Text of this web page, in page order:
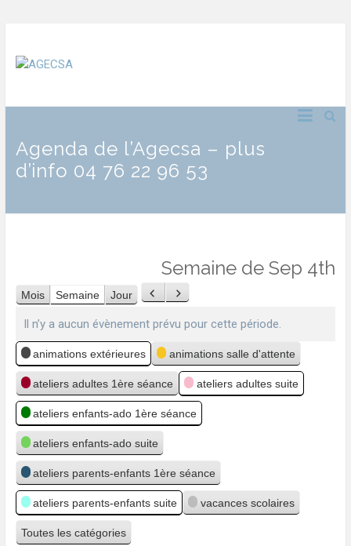
Agenda de l’Agecsa – plus
d’info 04 76 22 96 53
Semaine de Sep 4th
Mois Semaine Jour Précédent
Suivant
Il n’y a aucun évènement prévu pour cette période.
Catégories
animations extérieures animations salle d'attente
ateliers adultes 1ère séance ateliers adultes suite
ateliers enfants-ado 1ère séance
ateliers enfants-ado suite
ateliers parents-enfants 1ère séance
ateliers parents-enfants suite vacances scolaires
Toutes les catégories